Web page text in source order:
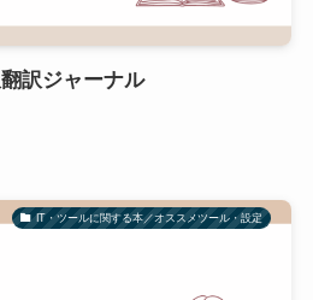
翻訳ジャーナル
IT・ツールに関する本／オススメツール・設定